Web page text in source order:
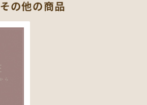
その他の商品